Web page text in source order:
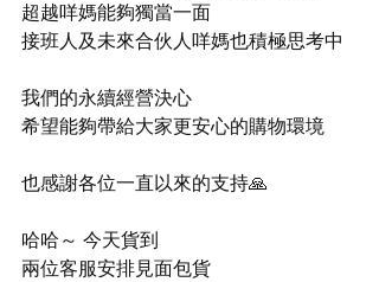
超越咩媽能夠獨當一面
接班人及未來合伙人咩媽也積極思考中
我們的永續經營決心
希望能夠帶給大家更安心的購物環境
也感謝各位一直以來的支持🙏
哈哈～ 今天貨到
兩位客服安排見面包貨